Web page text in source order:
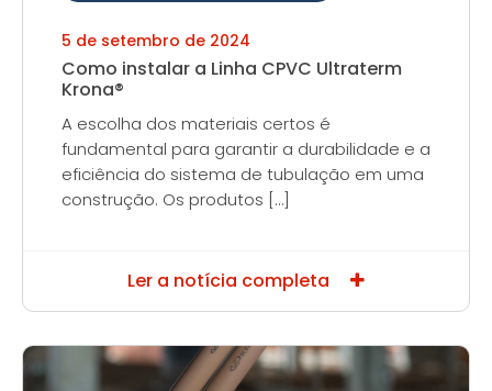
5 de setembro de 2024
Como instalar a Linha CPVC Ultraterm
Krona®
A escolha dos materiais certos é
fundamental para garantir a durabilidade e a
eficiência do sistema de tubulação em uma
construção. Os produtos […]
Ler a notícia completa